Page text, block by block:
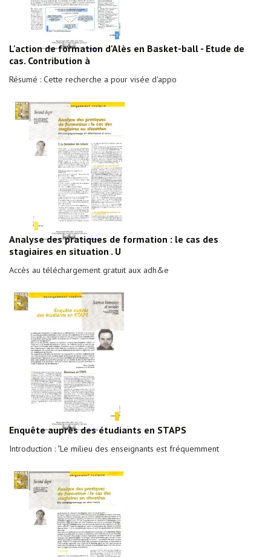
L'action de formation d'Alès en Basket-ball - Etude de
cas. Contribution à
Résumé : Cette recherche a pour visée d'appo
Analyse des pratiques de formation : le cas des
stagiaires en situation . U
Accès au téléchargement gratuit aux adh&e
Enquête auprès des étudiants en STAPS
Introduction : "Le milieu des enseignants est fréquemment